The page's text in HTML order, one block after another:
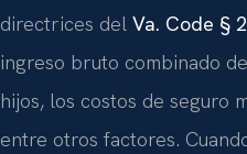
directrices del Va. Code §
ingreso bruto combinado
hijos, los costos de seguro
entre otros factores.